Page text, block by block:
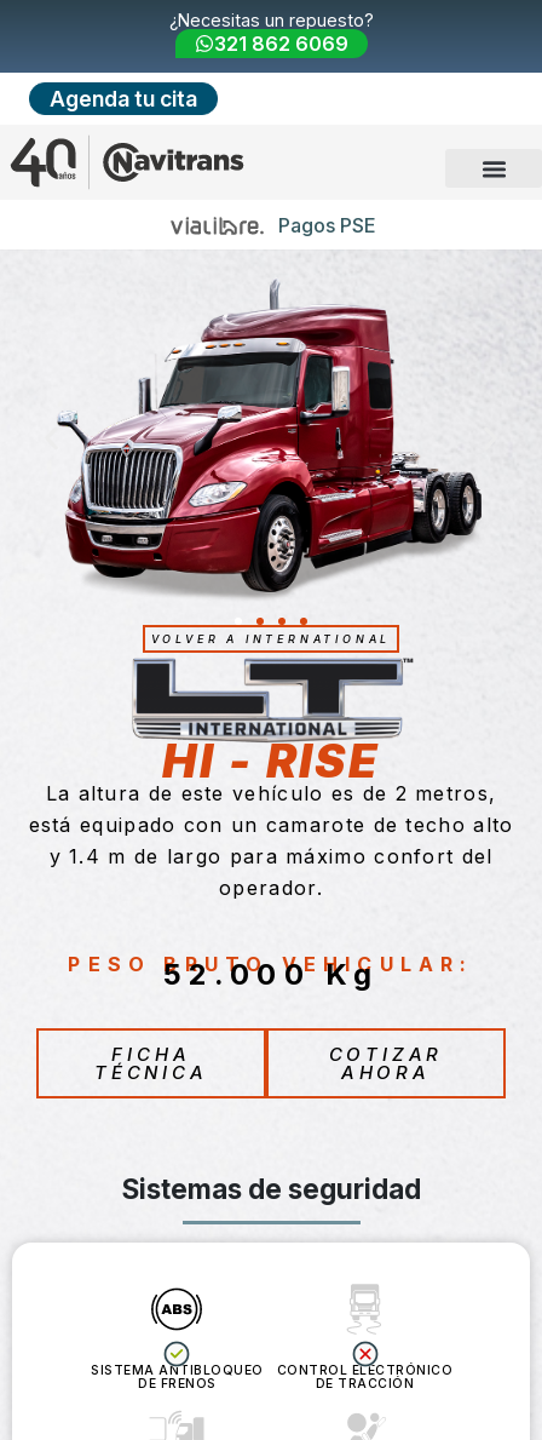
¿Necesitas un repuesto?
321 862 6069
Agenda tu cita
Pagos PSE
VOLVER A INTERNATIONAL
HI - RISE
La altura de este vehículo es de 2 metros,
está equipado con un camarote de techo alto
y 1.4 m de largo para máximo confort del
operador.
PESO BRUTO VEHICULAR:
52.000 Kg
FICHA
TÉCNICA
COTIZAR
AHORA
Sistemas de seguridad
SISTEMA ANTIBLOQUEO
DE FRENOS
CONTROL ELECTRÓNICO
DE TRACCIÓN